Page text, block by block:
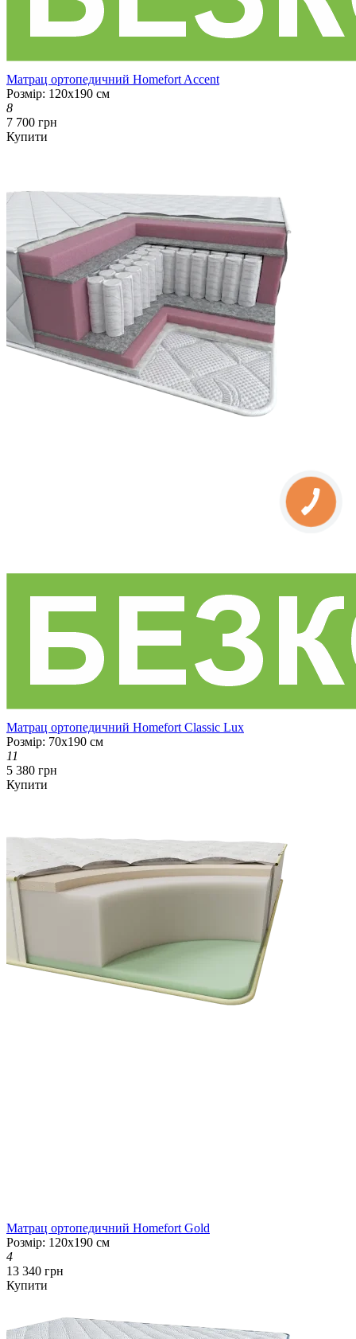
Матрац ортопедичний Homefort Accent
Розмір: 120х190 см
8
7 700 грн
Купити
Матрац ортопедичний Homefort Classic Lux
Розмір: 70х190 см
11
5 380 грн
Купити
Матрац ортопедичний Homefort Gold
Розмір: 120х190 см
4
13 340 грн
Купити